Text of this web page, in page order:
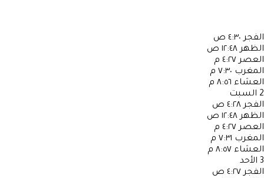
الفجر ٤:٣٠ ص
الظهر ١٢:٤٨ ص
العصر ٤:٢٧ م
المغرب ٧:٣٠ م
العشاء ٨:٥٦ م
2 السبت
الفجر ٤:٢٨ ص
الظهر ١٢:٤٨ ص
العصر ٤:٢٧ م
المغرب ٧:٣١ م
العشاء ٨:٥٧ م
3 الأحد
الفجر ٤:٢٧ ص